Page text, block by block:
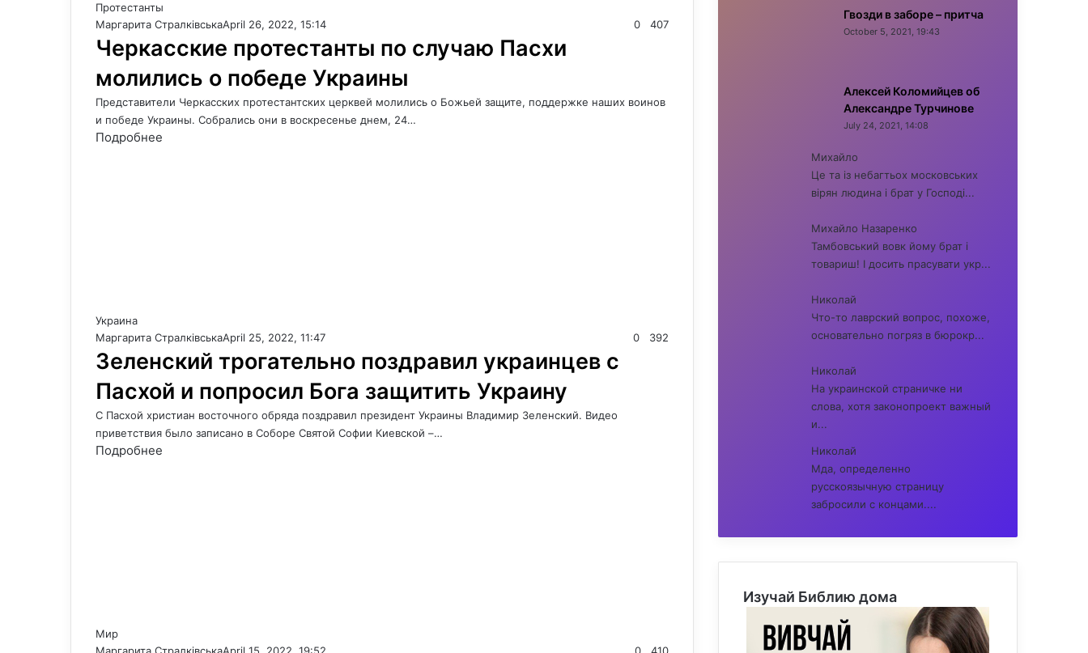
Протестанты
Маргарита СтралківськаApril 26, 2022, 15:14 0 407
Черкасские протестанты по случаю Пасхи
молились о победе Украины
Представители Черкасских протестантских церквей молились о Божьей защите, поддержке наших воинов
и победе Украины. Собрались они в воскресенье днем, 24…
Подробнее
Украина
Маргарита СтралківськаApril 25, 2022, 11:47 0 392
Зеленский трогательно поздравил украинцев с
Пасхой и попросил Бога защитить Украину
С Пасхой христиан восточного обряда поздравил президент Украины Владимир Зеленский. Видео
приветствия было записано в Соборе Святой Софии Киевской –…
Подробнее
Мир
Гвозди в заборе – притча
October 5, 2021, 19:43
Алексей Коломийцев об
Александре Турчинове
July 24, 2021, 14:08
Михайло
Це та із небагтьох московських
вірян людина і брат у Господі...
Михайло Назаренко
Тамбовський вовк йому брат і
товариш! І досить прасувати укр...
Николай
Что-то лаврский вопрос, похоже,
основательно погряз в бюрокр...
Николай
На украинской страничке ни
слова, хотя законопроект важный
и...
Николай
Мда, определенно
русскоязычную страницу
забросили с концами....
Изучай Библию дома